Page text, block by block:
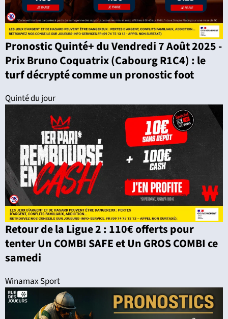
Pronostic Quinté+ du Vendredi 7 Août 2025 -
Prix Bruno Coquatrix (Cabourg R1C4) : le
turf décrypté comme un pronostic foot
Quinté du jour
Retour de la Ligue 2 : 110€ offerts pour
tenter Un COMBI SAFE et Un GROS COMBI ce
samedi
Winamax Sport